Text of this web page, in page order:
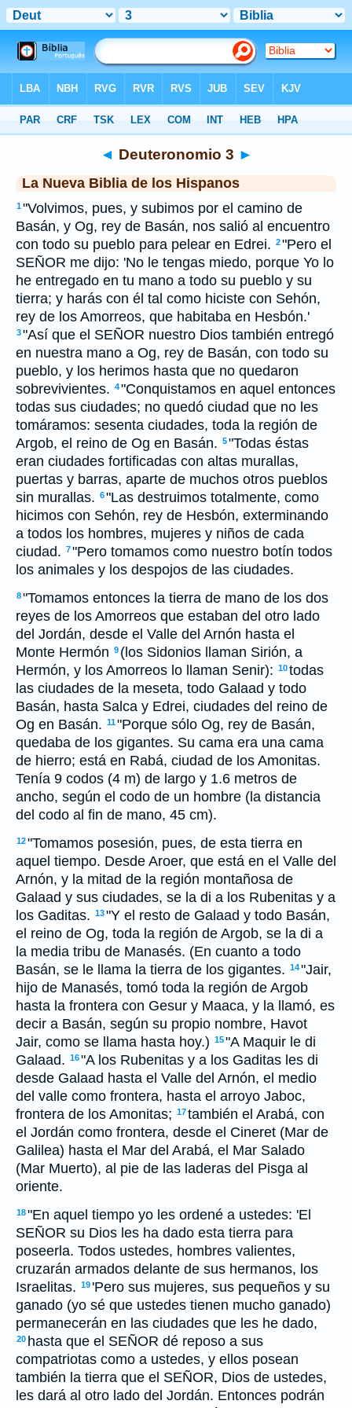
◄ Deuteronomio 3 ►
La Nueva Biblia de los Hispanos
1"Volvimos, pues, y subimos por el camino de
Basán, y Og, rey de Basán, nos salió al encuentro
con todo su pueblo para pelear en Edrei. 2"Pero el
SEÑOR me dijo: 'No le tengas miedo, porque Yo lo
he entregado en tu mano a todo su pueblo y su
tierra; y harás con él tal como hiciste con Sehón,
rey de los Amorreos, que habitaba en Hesbón.'
3"Así que el SEÑOR nuestro Dios también entregó
en nuestra mano a Og, rey de Basán, con todo su
pueblo, y los herimos hasta que no quedaron
sobrevivientes. 4"Conquistamos en aquel entonces
todas sus ciudades; no quedó ciudad que no les
tomáramos: sesenta ciudades, toda la región de
Argob, el reino de Og en Basán. 5"Todas éstas
eran ciudades fortificadas con altas murallas,
puertas y barras, aparte de muchos otros pueblos
sin murallas. 6"Las destruimos totalmente, como
hicimos con Sehón, rey de Hesbón, exterminando
a todos los hombres, mujeres y niños de cada
ciudad. 7"Pero tomamos como nuestro botín todos
los animales y los despojos de las ciudades.
8"Tomamos entonces la tierra de mano de los dos
reyes de los Amorreos que estaban del otro lado
del Jordán, desde el Valle del Arnón hasta el
Monte Hermón 9 (los Sidonios llaman Sirión, a
Hermón, y los Amorreos lo llaman Senir): 10todas
las ciudades de la meseta, todo Galaad y todo
Basán, hasta Salca y Edrei, ciudades del reino de
Og en Basán. 11"Porque sólo Og, rey de Basán,
quedaba de los gigantes. Su cama era una cama
de hierro; está en Rabá, ciudad de los Amonitas.
Tenía 9 codos (4 m) de largo y 1.6 metros de
ancho, según el codo de un hombre (la distancia
del codo al fin de mano, 45 cm).
12"Tomamos posesión, pues, de esta tierra en
aquel tiempo. Desde Aroer, que está en el Valle del
Arnón, y la mitad de la región montañosa de
Galaad y sus ciudades, se la di a los Rubenitas y a
los Gaditas. 13"Y el resto de Galaad y todo Basán,
el reino de Og, toda la región de Argob, se la di a
la media tribu de Manasés. (En cuanto a todo
Basán, se le llama la tierra de los gigantes. 14"Jair,
hijo de Manasés, tomó toda la región de Argob
hasta la frontera con Gesur y Maaca, y la llamó, es
decir a Basán, según su propio nombre, Havot
Jair, como se llama hasta hoy.) 15"A Maquir le di
Galaad. 16"A los Rubenitas y a los Gaditas les di
desde Galaad hasta el Valle del Arnón, el medio
del valle como frontera, hasta el arroyo Jaboc,
frontera de los Amonitas; 17también el Arabá, con
el Jordán como frontera, desde el Cineret (Mar de
Galilea) hasta el Mar del Arabá, el Mar Salado
(Mar Muerto), al pie de las laderas del Pisga al
oriente.
18"En aquel tiempo yo les ordené a ustedes: 'El
SEÑOR su Dios les ha dado esta tierra para
poseerla. Todos ustedes, hombres valientes,
cruzarán armados delante de sus hermanos, los
Israelitas. 19 'Pero sus mujeres, sus pequeños y su
ganado (yo sé que ustedes tienen mucho ganado)
permanecerán en las ciudades que les he dado,
20 hasta que el SEÑOR dé reposo a sus
compatriotas como a ustedes, y ellos posean
también la tierra que el SEÑOR, Dios de ustedes,
les dará al otro lado del Jordán. Entonces podrán